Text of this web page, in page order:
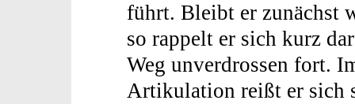
führt. Bleibt er zunächst
so rappelt er sich kurz
Weg unverdrossen fort.
Artikulation reißt er sich